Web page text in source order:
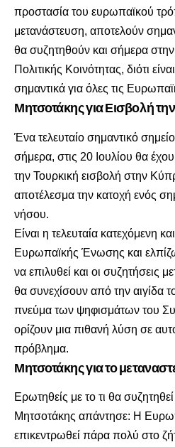
προστασία του ευρωπαϊκού
μετανάστευση, αποτελούν
θα συζητηθούν και σήμερα
Πολιτικής Κοινότητας, διότι
σημαντικά για όλες τις
Μητσοτάκης για Εισβολή
Ένα τελευταίο σημαντικό
σήμερα, στις 20 Ιουλίου θα
την Τουρκική εισβολή στην
αποτέλεσμα την κατοχή ενός
νήσου.
Είναι η τελευταία κατεχόμενη
Ευρωπαϊκής Ένωσης και
να επιλυθεί και οι συζητήσεις
θα συνεχίσουν από την αιγίδα
πνεύμα των ψηφισμάτων του
ορίζουν μια πιθανή λύση σε
πρόβλημα.
Μητσοτάκης για το
Ερωτηθείς με το τι θα
Μητσοτάκης απάντησε: Η
επικεντρωθεί πάρα πολύ στο